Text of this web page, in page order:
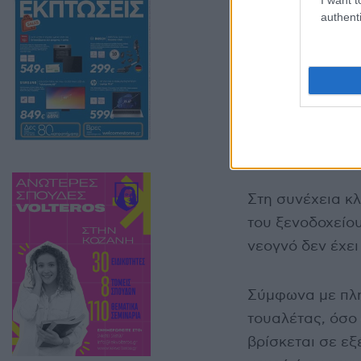
πήγε χθες το
γιατροί της
προηγηθεί
Στη συνέχεια
του
νεογνό δεν
Σύμφωνα με
τουαλέτας,
βρίσκεται σε